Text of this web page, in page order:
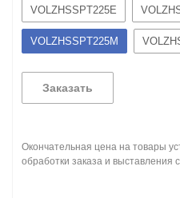
VOLZHSSPT225E
VOLZHSSPT225M
Заказать
Окончательная цена на товары
обработки заказа и выставления